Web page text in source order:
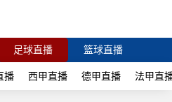
足球直播 篮球直播
播 西甲直播 德甲直播 法甲直